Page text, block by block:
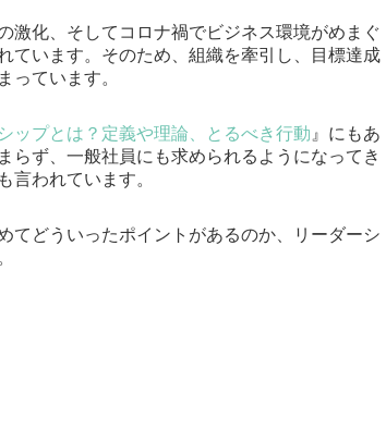
激化、そしてコロナ禍でビジネス環境がめまぐ
ています。そのため、組織を牽引し、目標達成
っています。
ップとは？定義や理論、とるべき行動 』にもあ
らず、一般社員にも求められるようになってき
言われています。
てどういったポイントがあるのか、リーダーシ